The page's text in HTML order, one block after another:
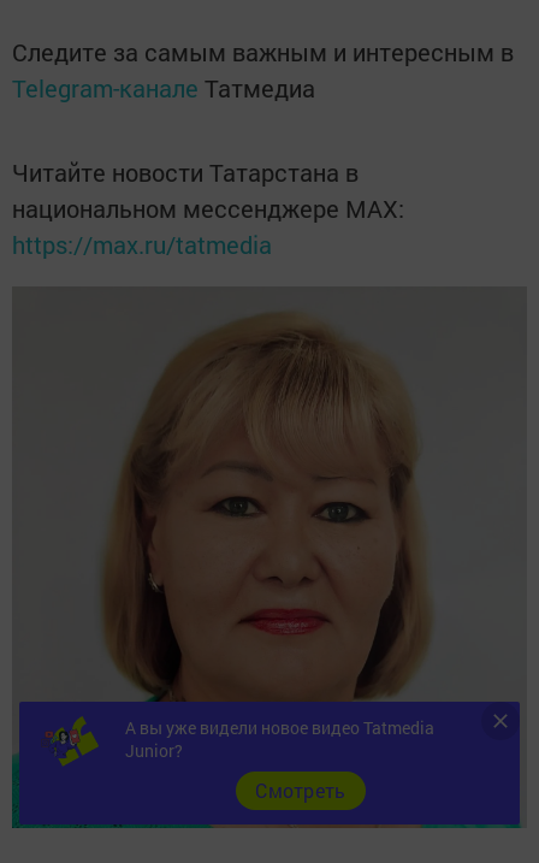
Следите за самым важным и интересным в
Telegram-канале Татмедиа
Читайте новости Татарстана в
национальном мессенджере MАХ:
https://max.ru/tatmedia
А вы уже видели новое видео Tatmedia
Junior?
Cмотреть